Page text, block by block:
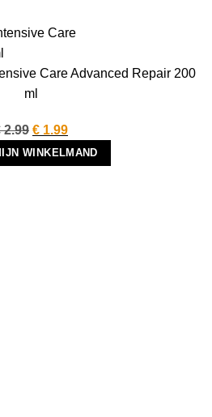
Care Advanced Repair 200
ml
2.99 Oorspronkelijke
prijs
was:
€ 1.99Huidige
prijs
is:
WINKELMAND